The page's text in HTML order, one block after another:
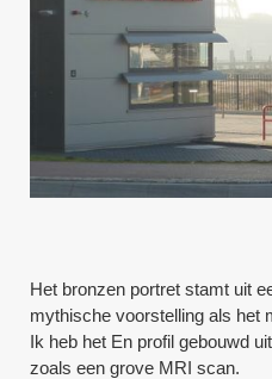
Het bronzen portret stamt uit
mythische voorstelling als het
Ik heb het En profil gebouwd
zoals een grove MRI scan.